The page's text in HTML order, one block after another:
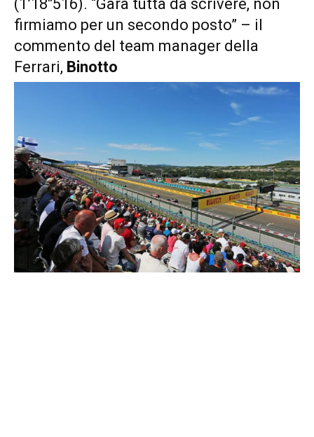
(1’18″516). “Gara tutta da scrivere, non
firmiamo per un secondo posto” – il
commento del team manager della
Ferrari, Binotto